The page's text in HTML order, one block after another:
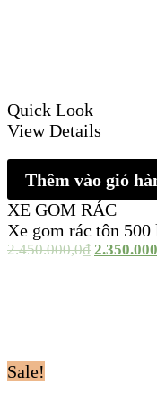
Quick Look
View Details
Thêm vào giỏ
XE GOM RÁC
Xe gom rác tôn
2.450.000,0₫
Sale!